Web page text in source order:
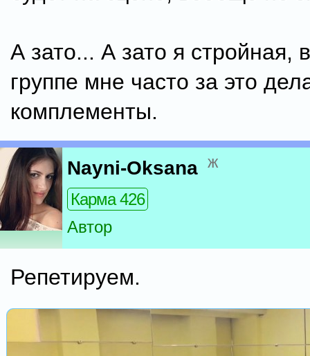
А зато... А зато я стройная,
группе мне часто за это
комплементы.
Nayni-Oksana ж
Карма 426
Автор
Репетируем.